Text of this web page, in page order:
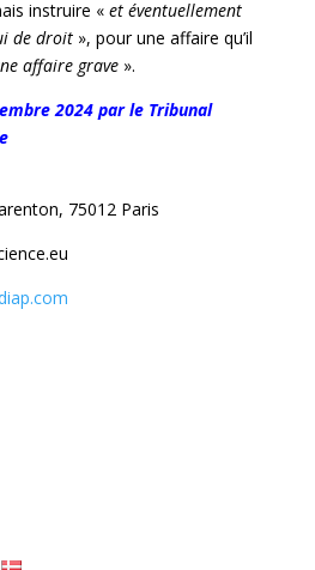
instruire « et éventuellement
de droit», pour une affaire qu’il
affaire grave».
2024 par le Tribunal
75012 Paris